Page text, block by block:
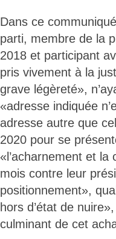
Dans ce
parti, membre de la
2018 et participant
pris vivement à la
grave légèreté»,
«adresse indiquée
adresse autre que
2020 pour se
«l’acharnement et
mois contre leur
positionnement»,
hors d’état de
culminant de cet